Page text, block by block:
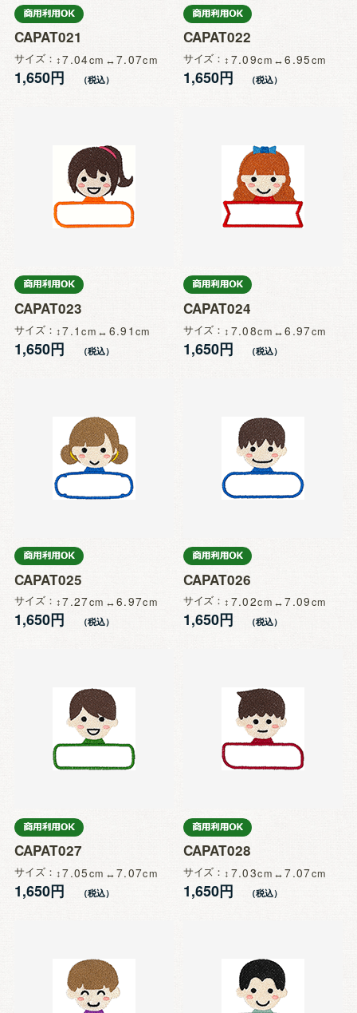
CAPAT021
サイズ 7.04 7.07
1,650円
CAPAT022
サイズ 7.09 6.95
1,650円
CAPAT023
サイズ 7.1 6.91
1,650円
CAPAT024
サイズ 7.08 6.97
1,650円
CAPAT025
サイズ 7.27 6.97
1,650円
CAPAT026
サイズ 7.02 7.09
1,650円
CAPAT027
サイズ 7.05 7.07
1,650円
CAPAT028
サイズ 7.03 7.07
1,650円